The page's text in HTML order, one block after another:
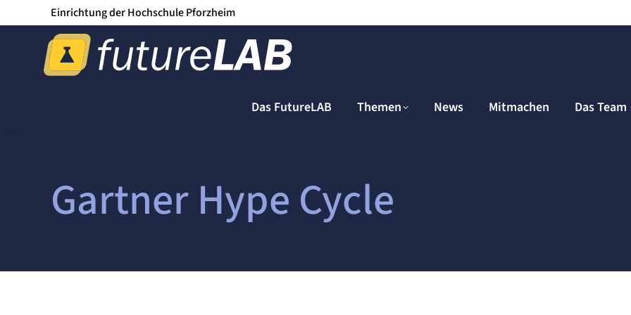
Einrichtung der Hochschule Pforzheim
Das FutureLAB Themen News Mitmachen Das Team
Gartner Hype Cycle